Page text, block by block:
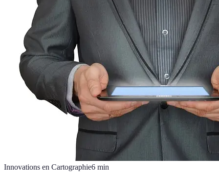
Innovations en Cartographie6 min